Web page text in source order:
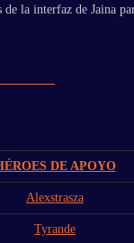
de la interfaz de Jaina
DE APOYO
Alexstrasza
Tyrande